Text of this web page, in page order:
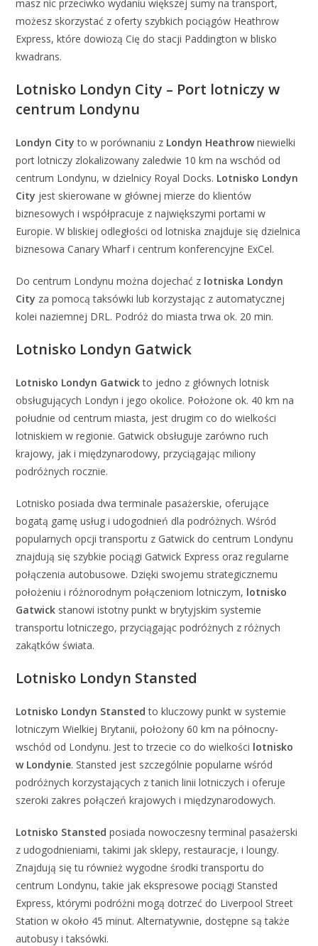
masz nic przeciwko wydaniu większej sumy na transport,
możesz skorzystać z oferty szybkich pociągów Heathrow
Express, które dowiozą Cię do stacji Paddington w blisko
kwadrans.
Lotnisko Londyn City – Port lotniczy w
centrum Londynu
Londyn City to w porównaniu z Londyn Heathrowniewielki
port lotniczy zlokalizowany zaledwie 10 km na wschód od
centrum Londynu, w dzielnicy Royal Docks. Lotnisko Londyn
City jest skierowane w głównej mierze do klientów
biznesowych i współpracuje z największymi portami w
Europie. W bliskiej odległości od lotniska znajduje się dzielnica
biznesowa Canary Wharf i centrum konferencyjne ExCel.
Do centrum Londynu można dojechać z lotniska Londyn
City za pomocą taksówki lub korzystając z automatycznej
kolei naziemnej DRL. Podróż do miasta trwa ok. 20 min.
Lotnisko Londyn Gatwick
Lotnisko Londyn Gatwickto jedno z głównych lotnisk
obsługujących Londyn i jego okolice. Położone ok. 40 km na
południe od centrum miasta, jest drugim co do wielkości
lotniskiem w regionie. Gatwick obsługuje zarówno ruch
krajowy, jak i międzynarodowy, przyciągając miliony
podróżnych rocznie.
Lotnisko posiada dwa terminale pasażerskie, oferujące
bogatą gamę usług i udogodnień dla podróżnych. Wśród
popularnych opcji transportu z Gatwick do centrum Londynu
znajdują się szybkie pociągi Gatwick Express oraz regularne
połączenia autobusowe. Dzięki swojemu strategicznemu
położeniu i różnorodnym połączeniom lotniczym, lotnisko
Gatwick stanowi istotny punkt w brytyjskim systemie
transportu lotniczego, przyciągając podróżnych z różnych
zakątków świata.
Lotnisko Londyn Stansted
Lotnisko Londyn Stansted to kluczowy punkt w systemie
lotniczym Wielkiej Brytanii, położony 60 km na północny-
wschód od Londynu. Jest to trzecie co do wielkości lotnisko
w Londynie. Stansted jest szczególnie popularne wśród
podróżnych korzystających z tanich linii lotniczych i oferuje
szeroki zakres połączeń krajowych i międzynarodowych.
Lotnisko Stansted posiada nowoczesny terminal pasażerski
z udogodnieniami, takimi jak sklepy, restauracje, i loungy.
Znajdują się tu również wygodne środki transportu do
centrum Londynu, takie jak ekspresowe pociągi Stansted
Express, którymi podróżni mogą dotrzeć do Liverpool Street
Station w około 45 minut. Alternatywnie, dostępne są także
autobusy i taksówki.